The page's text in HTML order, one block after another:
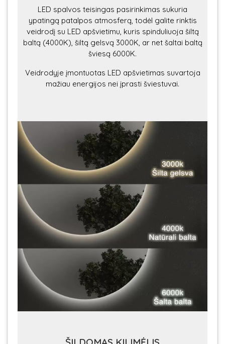
LED spalvos teisingas pasirinkimas sukuria
ypatingą patalpos atmosferą, todėl galite rinktis
veidrodį su LED apšvietimu, kuris spinduliuoja šiltą
baltą (4000K), šiltą gelsvą 3000K, ar net šaltai baltą
šviesą 6000K.
Veidrodyje įmontuotas LED apšvietimas suvartoja
mažiau energijos nei įprasti šviestuvai.